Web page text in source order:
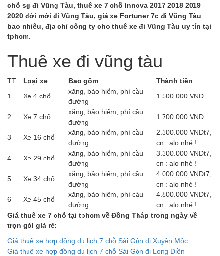
chỗ sg đi Vũng Tàu, thuê xe 7 chỗ Innova 2017 2018 2019
2020 đời mới đi Vũng Tàu, giá xe Fortuner 7c đi Vũng Tàu
bao nhiêu, địa chỉ công ty cho thuê xe đi Vũng Tàu uy tín tại
tphcm.
Thuê xe đi vũng tàu
TT Loại xe Bao gồm
Thành tiền
1
Xe 4 chổ
xăng, bảo hiểm, phí cầu
đường
1.500.000 VND
2 Xe 7 chổ
xăng, bảo hiểm, phí cầu
đường
1.700.000 VND
3 Xe 16 chổ
xăng, bảo hiểm, phí cầu
đường
2.300.000 VNDt7,
cn : alo nhé !
4
Xe 29 chổ
xăng, bảo hiểm, phí cầu
đường
3.300.000 VNDt7,
cn : alo nhé !
5
Xe 34 chổ
xăng, bảo hiểm, phí cầu
đường
4.000.000 VNDt7,
cn : alo nhé !
6
Xe 45 chổ
xăng, bảo hiểm, phí cầu
đường
4.800.000 VNDt7,
cn : alo nhé !
Giá thuê xe 7 chỗ tại tphcm về Đồng Tháp trong ngày về
trọn gói giá rẻ:
Giá thuê xe hợp đồng du lịch 7 chỗ Sài Gòn đi Xuyên Mộc
Giá thuê xe hợp đồng du lịch 7 chỗ Sài Gòn đi Long Điền